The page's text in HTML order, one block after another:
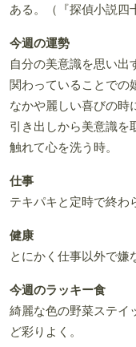
ある。（『探偵小説四
今週の運勢
自分の美意識を思い出
関わっていることでの
なかや麗しい喜びの時
引き出しから美意識を
触れて心を洗う時。
仕事
テキパキと定時で終わ
健康
とにかく仕事以外で嫌
今週のラッキー食
綺麗な色の野菜ステイ
ど彩りよく。